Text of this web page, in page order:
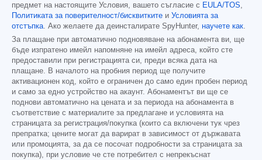
предмет на настоящите Условия, вашето съгласие с EULA/TOS,
Политиката за поверителност/бисквитките и Условията за
отстъпка. Ако желаете да деинсталирате SpyHunter, научете как.
За плащане при автоматично подновяване на абонамента ви, ще
бъде изпратено имейл напомняне на имейл адреса, който сте
предоставили при регистрацията си, преди всяка дата на
плащане. В началото на пробния период ще получите
активационен код, който е ограничен до само един пробен период
и само за едно устройство на акаунт. Абонаментът ви ще се
поднови автоматично на цената и за периода на абонамента в
съответствие с материалите за предлагане и условията на
страницата за регистрация/покупка (които са включени тук чрез
препратка; цените могат да варират в зависимост от държавата
или промоцията, за да се посочат подробности за страницата за
покупка), при условие че сте потребител с непрекъснат